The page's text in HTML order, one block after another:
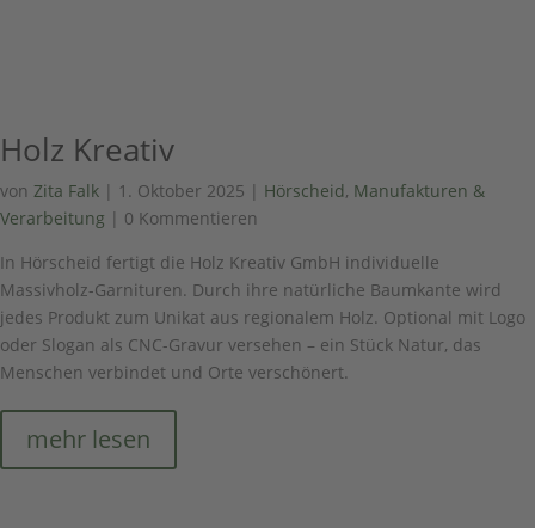
Holz Kreativ
von Zita Falk | 1. Oktober 2025 | Hörscheid, Manufakturen &
Verarbeitung | 0 Kommentieren
In Hörscheid fertigt die Holz Kreativ GmbH individuelle
Massivholz-Garnituren. Durch ihre natürliche Baumkante wird
jedes Produkt zum Unikat aus regionalem Holz. Optional mit Logo
oder Slogan als CNC-Gravur versehen – ein Stück Natur, das
Menschen verbindet und Orte verschönert.
mehr lesen